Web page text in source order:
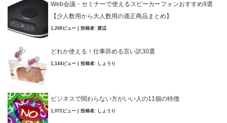
Web会議・セミナーで使えるスピーカーフォンおすすめ9選
【少人数用から大人数用の適正商品まとめ】
1,208ビュー 投稿者: 渡辺
どれか使える！仕事辞める言い訳30選
1,144ビュー 投稿者: しょうり
ビジネスで関わらない方がいい人の11個の特徴
1,072ビュー 投稿者: しょうり